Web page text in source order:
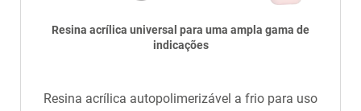
Resina acrílica universal para uma ampla gama de
indicações
Resina acrílica autopolimerizável a frio para uso